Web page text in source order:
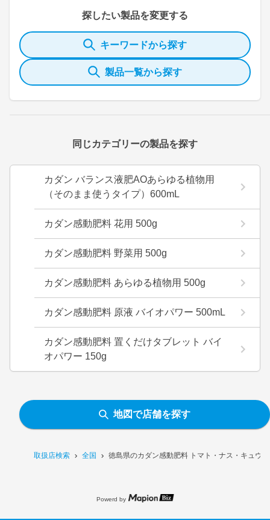
取扱店検索 全国 徳島県のカダン感動肥料 トマト・ナス・キュウ
探したい製品を変更する
キーワードから探す
製品一覧から探す
同じカテゴリーの製品を探す
カダン バランス液肥AOあらゆる植物用
（そのまま使うタイプ）600mL
カダン感動肥料 花用 500g
カダン感動肥料 野菜用 500g
カダン感動肥料 あらゆる植物用 500g
カダン感動肥料 原液 バイオパワー 500mL
カダン感動肥料 置くだけタブレット バイ
オパワー 150g
地図で店舗を探す
Powerd by